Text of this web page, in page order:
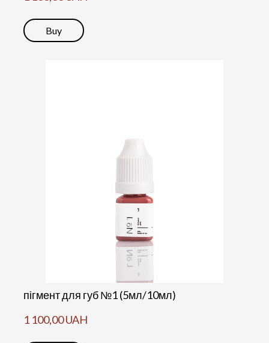
Buy
пігмент для губ №1 (5мл/10мл)
1 100,00 UAH